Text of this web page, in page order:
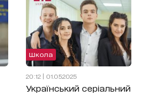
Школа
20:12 | 01.05.2025
Український серіальний